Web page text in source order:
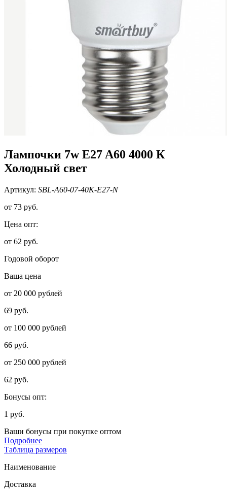
Лампочки 7w E27 A60 4000 К
Холодный свет
Артикул: SBL-A60-07-40K-E27-N
от 73 руб.
Цена опт:
от 62 руб.
Годовой оборот
Ваша цена
от 20 000 рублей
69 руб.
от 100 000 рублей
66 руб.
от 250 000 рублей
62 руб.
Бонусы опт:
1 руб.
Ваши бонусы при покупке оптом
Подробнее
Таблица размеров
Наименование
Доставка